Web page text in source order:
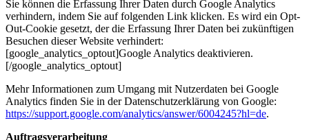
Sie können die Erfassung Ihrer Daten durch Google Analytics
verhindern, indem Sie auf folgenden Link klicken. Es wird ein Opt-
Out-Cookie gesetzt, der die Erfassung Ihrer Daten bei zukünftigen
Besuchen dieser Website verhindert:
[google_analytics_optout]Google Analytics deaktivieren.
[/google_analytics_optout]
Mehr Informationen zum Umgang mit Nutzerdaten bei Google
Analytics finden Sie in der Datenschutzerklärung von Google:
https://support.google.com/analytics/answer/6004245?hl=de.
Auftragsverarbeitung